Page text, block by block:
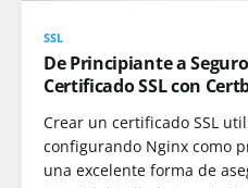
SSL
De Principiante a
Certificado SSL con
Crear un certificado SSL
configurando Nginx como
una excelente forma de